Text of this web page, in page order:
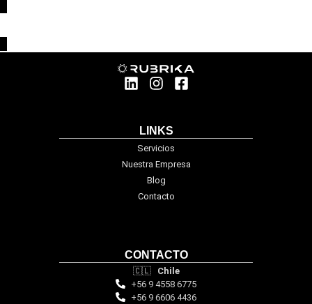
LINKS
Servicios
Nuestra Empresa
Blog
Contacto
CONTACTO
🇨🇱 Chile
+56 9 4558 6775
+56 9 6606 4436